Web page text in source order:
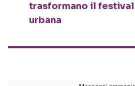
trasformano il
urbana